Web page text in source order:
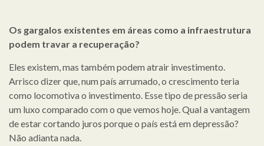
Os gargalos existentes em áreas como a infraestrutura
podem travar a recuperação?
Eles existem, mas também podem atrair investimento.
Arrisco dizer que, num país arrumado, o crescimento teria
como locomotiva o investimento. Esse tipo de pressão seria
um luxo comparado com o que vemos hoje. Qual a vantagem
de estar cortando juros porque o país está em depressão?
Não adianta nada.